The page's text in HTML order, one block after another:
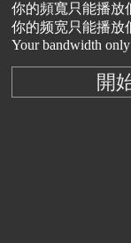
你的頻寬只能播放
你的频宽只能播放
Your bandwidth
開